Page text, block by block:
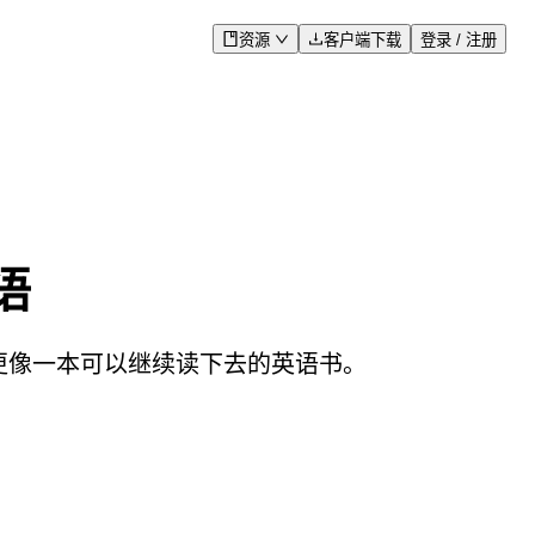
资源 客户端下载 登录 / 注册
一本可以继续读下去的英语书。